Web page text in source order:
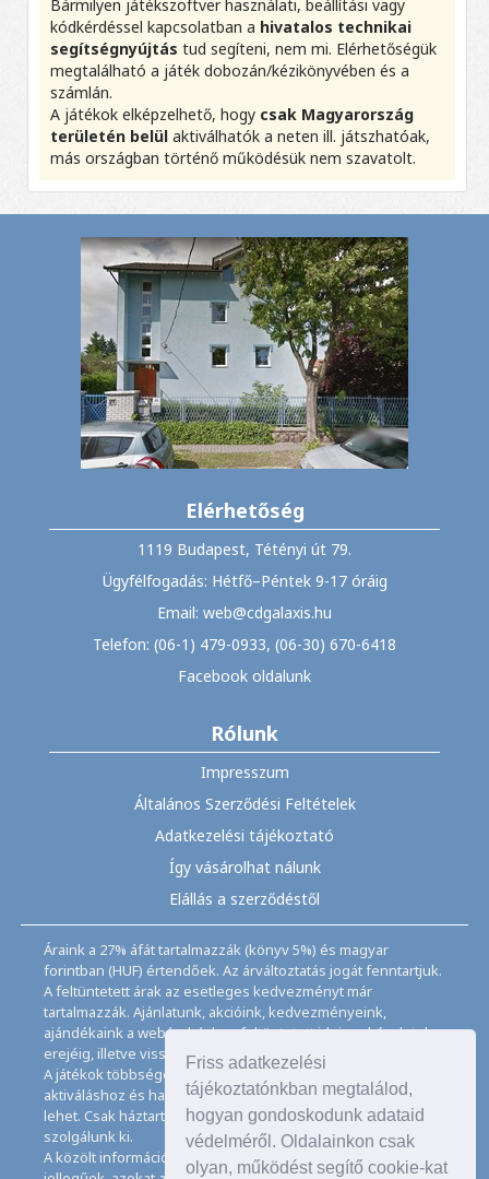
Friss adatkezelési
tájékoztatónkban megtalálod,
hogyan gondoskodunk adataid
védelméről. Oldalainkon csak
olyan, működést segítő cookie-kat
Bármilyen játékszoftver használati, beállítási vagy
kódkérdéssel kapcsolatban a hivatalos technikai
segítségnyújtás tud segíteni, nem mi. Elérhetőségük
megtalálható a játék dobozán/kézikönyvében és a
számlán.
A játékok elképzelhető, hogy csak Magyarország
területén belül aktiválhatók a neten ill. játszhatóak,
más országban történő működésük nem szavatolt.
Elérhetőség
1119 Budapest, Tétényi út 79.
Ügyfélfogadás: Hétfő–Péntek 9-17 óráig
Email: web@cdgalaxis.hu
Telefon: (06-1) 479-0933, (06-30) 670-6418
Facebook oldalunk
Rólunk
Impresszum
Általános Szerződési Feltételek
Adatkezelési tájékoztató
Így vásárolhat nálunk
Elállás a szerződéstől
Áraink a 27% áfát tartalmazzák (könyv 5%) és magyar
forintban (HUF) értendőek. Az árváltoztatás jogát fenntartjuk.
A feltüntetett árak az esetleges kedvezményt már
tartalmazzák. Ajánlatunk, akcióink, kedvezményeink,
ajándékaink a webáruházban feltüntetett ideig, a készletek
erejéig, illetve visszavonásig érvényesek.
A játékok többségéhez angol nyelvismeret illetve az
aktiváláshoz és használathoz internet kapcsolat szükséges
lehet. Csak háztartásban használatos mennyiségeket
szolgálunk ki.
A közölt információk, adatok, besorolások tájékoztató